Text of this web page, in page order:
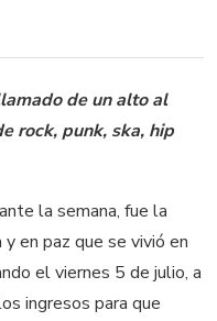
de un alto al
rock, punk, ska, hip
la semana, fue la
en paz que se vivió en
el viernes 5 de julio, a
ingresos para que